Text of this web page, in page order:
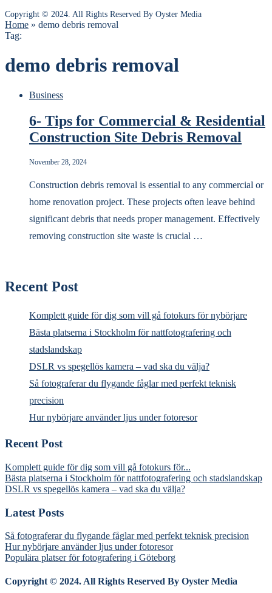
Copyright © 2024. All Rights Reserved By Oyster Media
Home » demo debris removal
Tag:
demo debris removal
Business
6- Tips for Commercial & Residential
Construction Site Debris Removal
November 28, 2024
Construction debris removal is essential to any commercial or
home renovation project. These projects often leave behind
significant debris that needs proper management. Effectively
removing construction site waste is crucial …
Recent Post
Komplett guide för dig som vill gå fotokurs för nybörjare
Bästa platserna i Stockholm för nattfotografering och
stadslandskap
DSLR vs spegellös kamera – vad ska du välja?
Så fotograferar du flygande fåglar med perfekt teknisk
precision
Hur nybörjare använder ljus under fotoresor
Recent Post
Komplett guide för dig som vill gå fotokurs för...
Bästa platserna i Stockholm för nattfotografering och stadslandskap
DSLR vs spegellös kamera – vad ska du välja?
Latest Posts
Så fotograferar du flygande fåglar med perfekt teknisk precision
Hur nybörjare använder ljus under fotoresor
Populära platser för fotografering i Göteborg
Copyright © 2024. All Rights Reserved By Oyster Media